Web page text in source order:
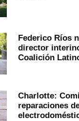
Federico Ríos
director
Coalición
Charlotte:
reparaciones